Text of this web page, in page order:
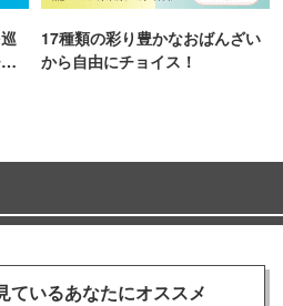
17種類の彩り豊かなおばんざい
から自由にチョイス！
ているあなたにオススメ